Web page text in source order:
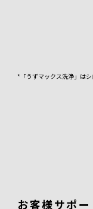
*「うずマックス洗浄」はシ
お客様サポー